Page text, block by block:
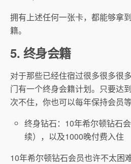
拥有上述任何一张卡，都能够拿
籍。
5. 终身会籍
对于那些已经住宿过很多很多很
门有一个终身会籍计划。只要达
次不住，你也可以每年保持会员等
终身钻石：10年希尔顿钻石
续），以及1000晚付费入住
10年希尔顿钻石会员也许不太困